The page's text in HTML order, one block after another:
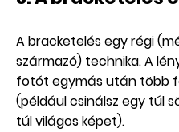
A bracketelés egy régi
származó) technika. A
fotót egymás után több
(például csinálsz egy túl
túl világos képet).